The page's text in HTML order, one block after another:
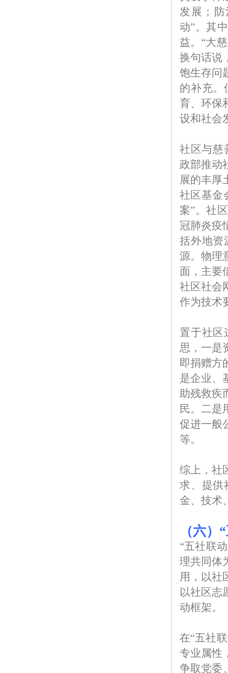
发展；
动”。其
益。“大
换句话说
饱生存问
的补充。
育、环保
设和社会
社区与慈
政部推动
展的丰厚
社区基金
案”。社
冠肺炎疫
括外地资
源。物理
面，主要
社区社会
作为技术
置于社区
思，一是
即捐赠方
是企业、
助残救疾
民。二是
促进一般
等。
综上，社
求、提供
金、技术
（六）
“五社联
理共同体
用，以社
以社区志
动框架。
在“五社
专业属性
争取党委